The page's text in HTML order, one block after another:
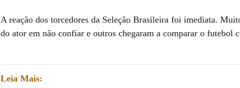
A reação dos torcedores da Seleção Brasileira foi imediata.
do ator em não confiar e outros chegaram a comparar o futebol
Leia Mais: